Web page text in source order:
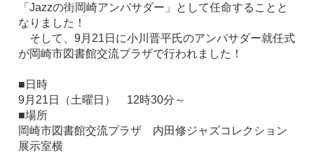
「Jazzの街岡崎アンバサダー」として任命することと
なりました！
そして、9月21日に小川晋平氏のアンバサダー就任式
が岡崎市図書館交流プラザで行われました！
■日時
9月21日（土曜日） 12時30分～
■場所
岡崎市図書館交流プラザ 内田修ジャズコレクション
展示室横